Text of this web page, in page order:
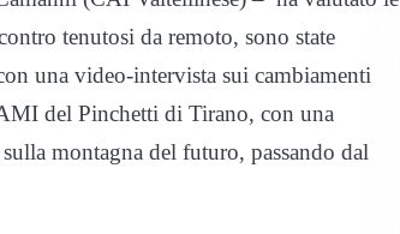
tenutosi da remoto, sono state
una video-intervista sui cambiamenti
del Pinchetti di Tirano, con una
montagna del futuro, passando dal